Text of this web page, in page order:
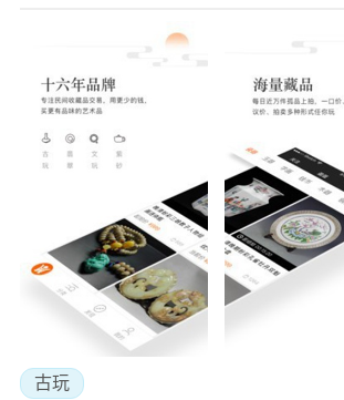
2.【暗标出价】预展期间，“偷偷”设个委托价，
3.【黑名单】 被放鸽子了？把门锁好，永远把
5.【一键分享】分享您的华夏捡漏店铺，壮大您
古玩